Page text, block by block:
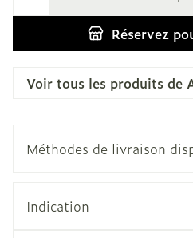
Réservez
Voir tous les produits de
Méthodes de livraison
Indication